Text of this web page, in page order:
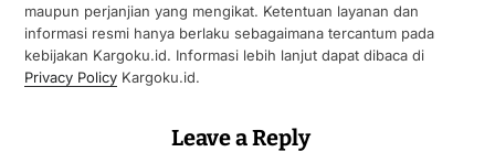
maupun perjanjian yang mengikat. Ketentuan layanan dan
informasi resmi hanya berlaku sebagaimana tercantum pada
kebijakan Kargoku.id. Informasi lebih lanjut dapat dibaca di
Privacy PolicyKargoku.id.
Leave a Reply